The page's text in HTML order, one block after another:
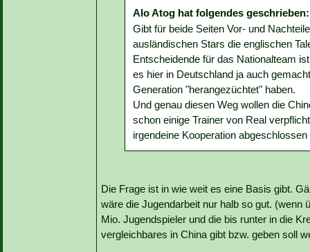
Alo Atog hat folgendes geschrieben:
Gibt für beide Seiten Vor- und
ausländischen Stars die englischen
Entscheidende für das Nationalteam
es hier in Deutschland ja auch
Generation "herangezüchtet" haben.
Und genau diesen Weg wollen die
schon einige Trainer von Real
irgendeine Kooperation abgeschlossen
Die Frage ist in wie weit es eine Basis gibt.
wäre die Jugendarbeit nur halb so gut. (wenn
Mio. Jugendspieler und die bis runter in die
vergleichbares in China gibt bzw. geben soll